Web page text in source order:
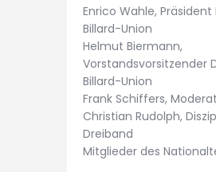
Enrico Wahle,
Billard-Union
Helmut Biermann,
Vorstandsvorsitzender
Billard-Union
Frank Schiffers,
Christian Rudolph,
Dreiband
Mitglieder des